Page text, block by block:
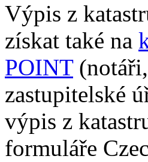
Výpis z
získat také na
POINT(notáři,
zastupitelské
výpis z
formuláře